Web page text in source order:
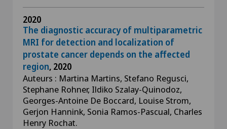
2020
The diagnostic accuracy of multiparametric
MRI for detection and localization of
prostate cancer depends on the affected
region, 2020
Auteurs : Martina Martins, Stefano Regusci,
Stephane Rohner, Ildiko Szalay-Quinodoz,
Georges-Antoine De Boccard, Louise Strom,
Gerjon Hannink, Sonia Ramos-Pascual, Charles
Henry Rochat.